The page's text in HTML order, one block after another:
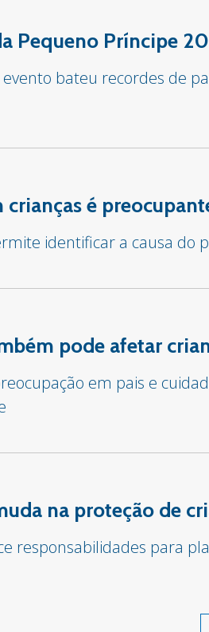
Pequeno Príncipe
bateu recordes de
é
identificar a causa
pode afetar
em pais e
na proteção de
responsabilidades para